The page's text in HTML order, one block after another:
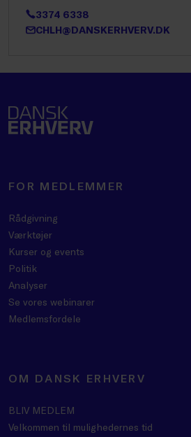
3374 6338
CHLH@DANSKERHVERV.DK
FOR MEDLEMMER
Rådgivning
Værktøjer
Kurser og events
Politik
Analyser
Se vores webinarer
Medlemsfordele
OM DANSK ERHVERV
BLIV MEDLEM
Velkommen til mulighedernes tid